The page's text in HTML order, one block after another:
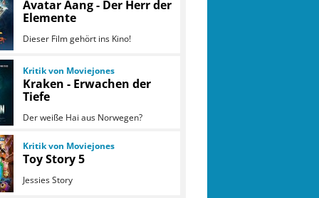
Avatar Aang - Der Herr der
Elemente
Dieser Film gehört ins Kino!
Kritik von Moviejones
Kraken - Erwachen der
Tiefe
Der weiße Hai aus Norwegen?
Kritik von Moviejones
Toy Story 5
Jessies Story